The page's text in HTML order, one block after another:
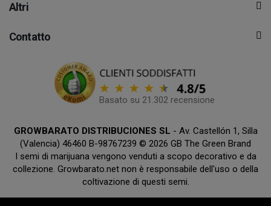
Altri
Contatto
Basato su 21.302 recensione
GROWBARATO DISTRIBUCIONES SL - Av. Castellón 1, Silla
(Valencia) 46460 B-98767239 © 2026 GB The Green Brand
I semi di marijuana vengono venduti a scopo decorativo e da
collezione. Growbarato.net non è responsabile dell'uso o della
coltivazione di questi semi.